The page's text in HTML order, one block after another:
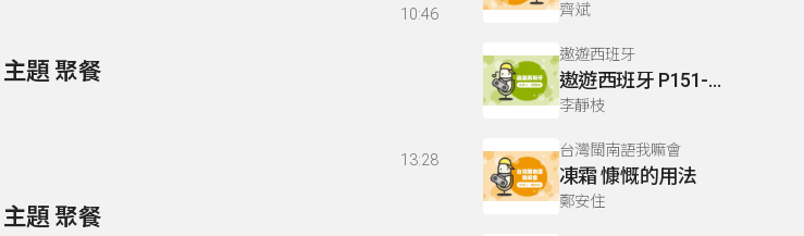
10:46
題 聚餐
13:28
題 聚餐
齊斌
遨遊西班牙
遨遊西班牙 P151-152
李靜枝
台灣閩南語我嘛會
凍霜 慷慨的用法
鄭安住